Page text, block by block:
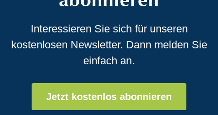
Interessieren Sie sich für unseren
kostenlosen Newsletter. Dann melden Sie
einfach an.
Jetzt kostenlos abonnieren